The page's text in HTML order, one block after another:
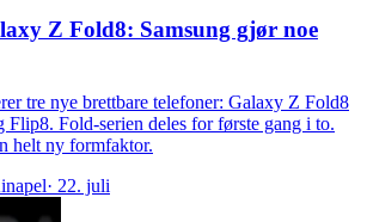
Z Fold8: Samsung gjør noe
tre nye brettbare telefoner: Galaxy Z Fold8
Flip8. Fold-serien deles for første gang i to.
helt ny formfaktor.
· 22. juli